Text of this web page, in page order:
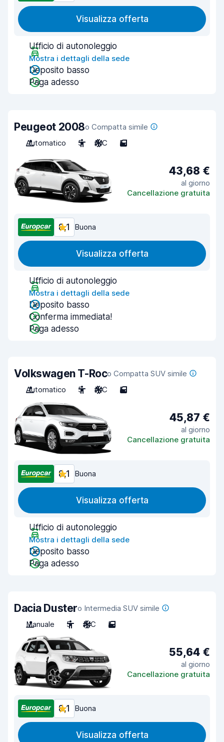
Visualizza offerta
Ufficio di autonoleggio
Mostra i dettagli della sede
Deposito basso
Paga adesso
Peugeot 2008o Compatta simile
Automatico
5 A/C 5
43,68 €
al giorno
Cancellazione gratuita
8,1 Buona
Visualizza offerta
Ufficio di autonoleggio
Mostra i dettagli della sede
Deposito basso
Conferma immediata!
Paga adesso
Volkswagen T-Roco Compatta SUV simile
Automatico
5 A/C 5
45,87 €
al giorno
Cancellazione gratuita
8,1 Buona
Visualizza offerta
Ufficio di autonoleggio
Mostra i dettagli della sede
Deposito basso
Paga adesso
Dacia Dustero Intermedia SUV simile
Manuale
5 A/C 5
55,64 €
al giorno
Cancellazione gratuita
8,1 Buona
Visualizza offerta